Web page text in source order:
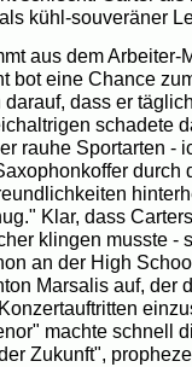
kühl-souveräner
aus dem Arbeiter-
bot eine Chance
dass er
schadete
rauhe Sportarten -
durch
Klar, dass
klingen musste -
an der High
Marsalis auf, der
machte schnell
Zukunft",